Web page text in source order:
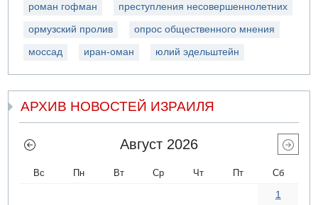
роман гофман преступления несовершеннолетних
ормузский пролив опрос общественного мнения
моссад иран-оман юлий эдельштейн
АРХИВ НОВОСТЕЙ ИЗРАИЛЯ
Август 2026
Вс Пн Вт Ср Чт Пт Сб
1